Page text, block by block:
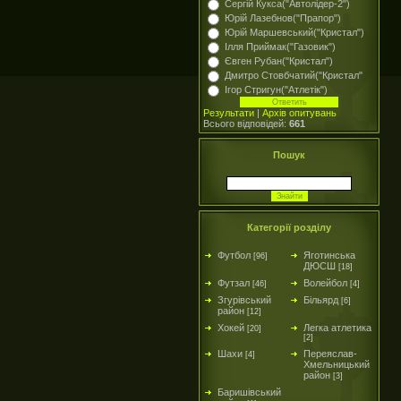
Сергій Кукса("Автолідер-2")
Юрій Лазебнов("Прапор")
Юрій Маршевський("Кристал")
Ілля Приймак("Газовик")
Євген Рубан("Кристал")
Дмитро Стовбчатий("Кристал"
Ігор Стригун("Атлетік")
Результати | Архів опитувань
Всього відповідей: 661
Пошук
Категорії розділу
Футбол [96]
Яготинська
ДЮСШ [18]
Футзал [46] Волейбол [4]
Згурівський
район [12]
Більярд [6]
Хокей [20] Легка атлетика
[2]
Шахи [4]
Переяслав-
Хмельницький
район [3]
Баришівський